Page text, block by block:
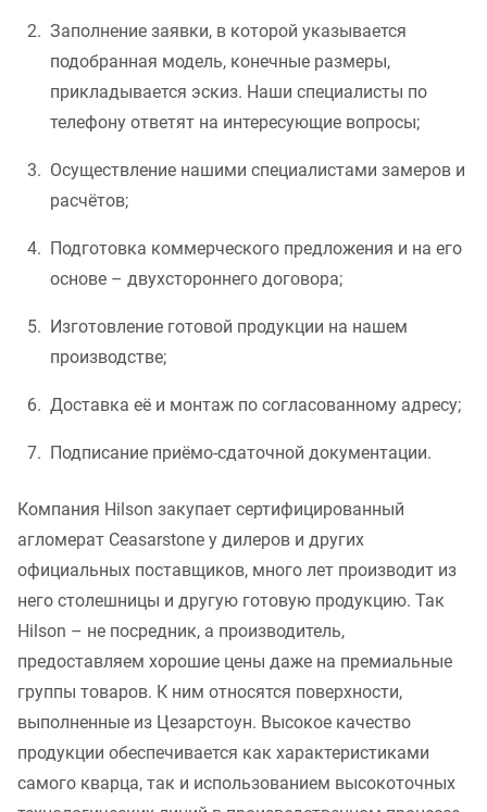
Заполнение заявки, в которой указывается
подобранная модель, конечные размеры,
прикладывается эскиз. Наши специалисты по
телефону ответят на интересующие вопросы;
Осуществление нашими специалистами замеров и
расчётов;
Подготовка коммерческого предложения и на его
основе – двухстороннего договора;
Изготовление готовой продукции на нашем
производстве;
Доставка её и монтаж по согласованному адресу;
Подписание приёмо-сдаточной документации.
Компания Hilson закупает сертифицированный
агломерат Ceasarstone у дилеров и других
официальных поставщиков, много лет производит из
него столешницы и другую готовую продукцию. Так
Hilson – не посредник, а производитель,
предоставляем хорошие цены даже на премиальные
группы товаров. К ним относятся поверхности,
выполненные из Цезарстоун. Высокое качество
продукции обеспечивается как характеристиками
самого кварца, так и использованием высокоточных